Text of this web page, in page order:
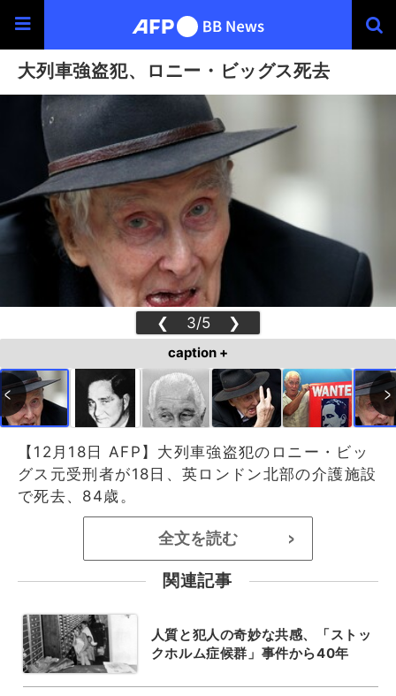
大列車強盗犯、ロニー・ビッグス死去
❮ 3/5 ❯
caption +
【12月18日 AFP】大列車強盗犯のロニー・ビッ
グス元受刑者が18日、英ロンドン北部の介護施設
で死去、84歳。
全文を読む >
関連記事
人質と犯人の奇妙な共感、「ストッ
クホルム症候群」事件から40年